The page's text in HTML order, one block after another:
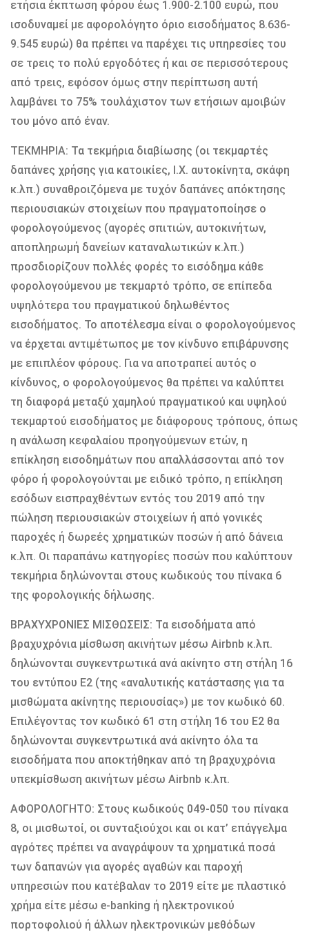
ετήσια έκπτωση φόρου έως 1.900-2.100 ευρώ, που
ισοδυναμεί με αφορολόγητο όριο εισοδήματος 8.636-
9.545 ευρώ) θα πρέπει να παρέχει τις υπηρεσίες του
σε τρεις το πολύ εργοδότες ή και σε περισσότερους
από τρεις, εφόσον όμως στην περίπτωση αυτή
λαμβάνει το 75% τουλάχιστον των ετήσιων αμοιβών
του μόνο από έναν.
ΤΕΚΜΗΡΙΑ: Τα τεκμήρια διαβίωσης (οι τεκμαρτές
δαπάνες χρήσης για κατοικίες, Ι.Χ. αυτοκίνητα, σκάφη
κ.λπ.) συναθροιζόμενα με τυχόν δαπάνες απόκτησης
περιουσιακών στοιχείων που πραγματοποίησε ο
φορολογούμενος (αγορές σπιτιών, αυτοκινήτων,
αποπληρωμή δανείων καταναλωτικών κ.λπ.)
προσδιορίζουν πολλές φορές το εισόδημα κάθε
φορολογούμενου με τεκμαρτό τρόπο, σε επίπεδα
υψηλότερα του πραγματικού δηλωθέντος
εισοδήματος. Το αποτέλεσμα είναι ο φορολογούμενος
να έρχεται αντιμέτωπος με τον κίνδυνο επιβάρυνσης
με επιπλέον φόρους. Για να αποτραπεί αυτός ο
κίνδυνος, ο φορολογούμενος θα πρέπει να καλύπτει
τη διαφορά μεταξύ χαμηλού πραγματικού και υψηλού
τεκμαρτού εισοδήματος με διάφορους τρόπους, όπως
η ανάλωση κεφαλαίου προηγούμενων ετών, η
επίκληση εισοδημάτων που απαλλάσσονται από τον
φόρο ή φορολογούνται με ειδικό τρόπο, η επίκληση
εσόδων εισπραχθέντων εντός του 2019 από την
πώληση περιουσιακών στοιχείων ή από γονικές
παροχές ή δωρεές χρηματικών ποσών ή από δάνεια
κ.λπ. Οι παραπάνω κατηγορίες ποσών που καλύπτουν
τεκμήρια δηλώνονται στους κωδικούς του πίνακα 6
της φορολογικής δήλωσης.
ΒΡΑΧΥΧΡΟΝΙΕΣ ΜΙΣΘΩΣΕΙΣ: Τα εισοδήματα από
βραχυχρόνια μίσθωση ακινήτων μέσω Airbnb κ.λπ.
δηλώνονται συγκεντρωτικά ανά ακίνητο στη στήλη 16
του εντύπου Ε2 (της «αναλυτικής κατάστασης για τα
μισθώματα ακίνητης περιουσίας») με τον κωδικό 60.
Επιλέγοντας τον κωδικό 61 στη στήλη 16 του Ε2 θα
δηλώνονται συγκεντρωτικά ανά ακίνητο όλα τα
εισοδήματα που αποκτήθηκαν από τη βραχυχρόνια
υπεκμίσθωση ακινήτων μέσω Airbnb κ.λπ.
ΑΦΟΡΟΛΟΓΗΤΟ: Στους κωδικούς 049-050 του πίνακα
8, οι μισθωτοί, οι συνταξιούχοι και οι κατ’ επάγγελμα
αγρότες πρέπει να αναγράψουν τα χρηματικά ποσά
των δαπανών για αγορές αγαθών και παροχή
υπηρεσιών που κατέβαλαν το 2019 είτε με πλαστικό
χρήμα είτε μέσω e-banking ή ηλεκτρονικού
πορτοφολιού ή άλλων ηλεκτρονικών μεθόδων